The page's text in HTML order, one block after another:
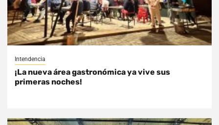
Intendencia
¡La nueva área gastronómica ya vive sus
primeras noches!